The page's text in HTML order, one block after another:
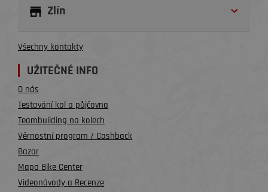
Zlín
Všechny kontakty
UŽITEČNÉ INFO
O nás
Testování kol a půjčovna
Teambuilding na kolech
Věrnostní program / Cashback
Bazar
Mapa Bike Center
Videonávody a Recenze